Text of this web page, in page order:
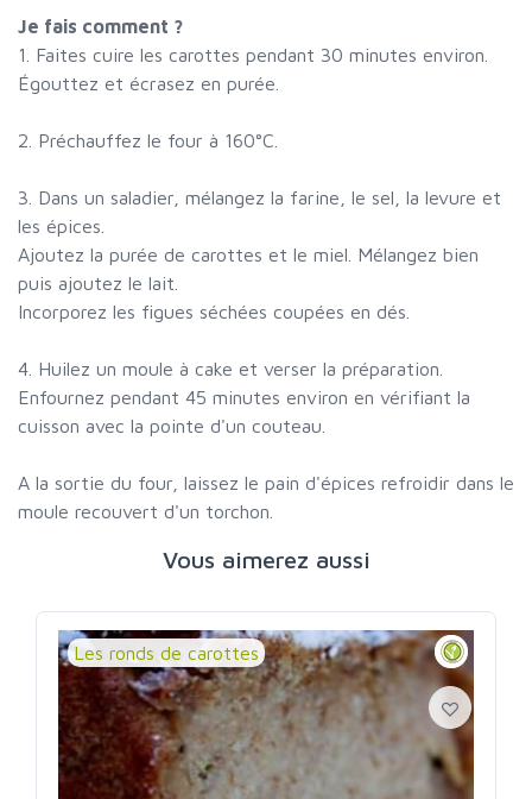
Je fais comment ?
1. Faites cuire les carottes pendant 30 minutes environ.
Égouttez et écrasez en purée.
2. Préchauffez le four à 160°C.
3. Dans un saladier, mélangez la farine, le sel, la levure et
les épices.
Ajoutez la purée de carottes et le miel. Mélangez bien
puis ajoutez le lait.
Incorporez les figues séchées coupées en dés.
4. Huilez un moule à cake et verser la préparation.
Enfournez pendant 45 minutes environ en vérifiant la
cuisson avec la pointe d'un couteau.
A la sortie du four, laissez le pain d'épices refroidir dans le
moule recouvert d'un torchon.
Vous aimerez aussi
Les ronds de carottes